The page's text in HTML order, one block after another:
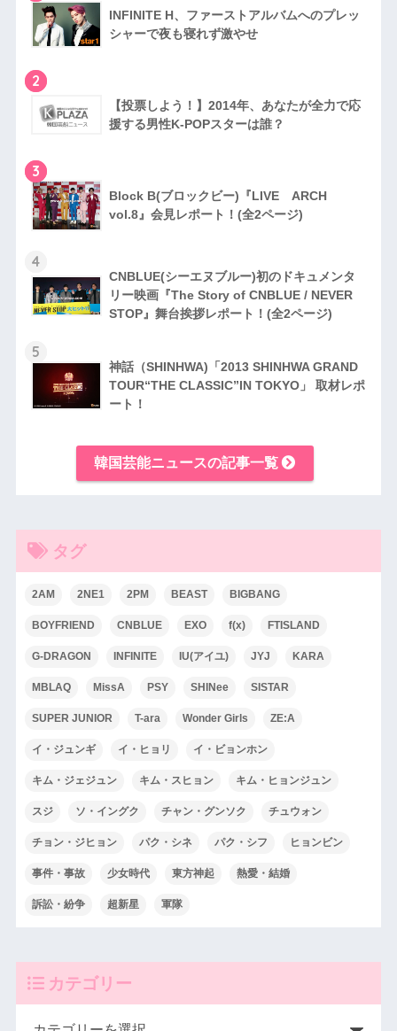
INFINITE H、ファーストアルバムへのプレッ
シャーで夜も寝れず激やせ
2
【投票しよう！】2014年、あなたが全力で応
援する男性K-POPスターは誰？
3
Block B(ブロックビー)『LIVE ARCH
vol.8』会見レポート！(全2ページ)
4
CNBLUE(シーエヌブルー)初のドキュメンタ
リー映画『The Story of CNBLUE / NEVER
STOP』舞台挨拶レポート！(全2ページ)
5
神話（SHINHWA)「2013 SHINHWA GRAND
TOUR“THE CLASSIC”IN TOKYO」 取材レポ
ート！
韓国芸能ニュースの記事一覧
タグ
2AM 2NE1 2PM BEAST BIGBANG
BOYFRIEND CNBLUE EXO f(x) FTISLAND
G-DRAGON INFINITE IU(アイユ) JYJ KARA
MBLAQ MissA PSY SHINee SISTAR
SUPER JUNIOR T-ara Wonder Girls ZE:A
イ・ジュンギ イ・ヒョリ イ・ビョンホン
キム・ジェジュン キム・スヒョン キム・ヒョンジュン
スジ ソ・イングク チャン・グンソク チュウォン
チョン・ジヒョン パク・シネ パク・シフ ヒョンビン
事件・事故 少女時代 東方神起 熱愛・結婚
訴訟・紛争 超新星 軍隊
カテゴリー